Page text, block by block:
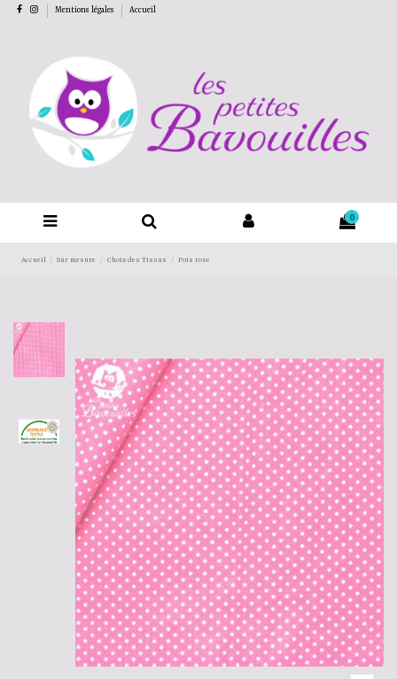
Mentions légales Accueil
0
Accueil Sur mesure Choix des Tissus Pois rose